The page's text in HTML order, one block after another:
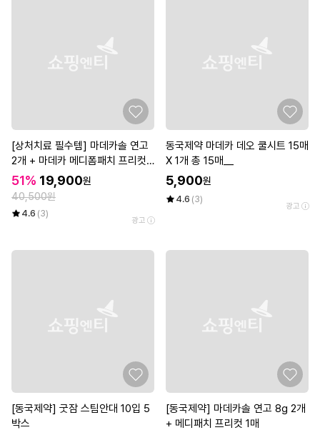
[상처치료 필수템] 마데카솔 연고
2개 + 마데카 메디폼패치 프리컷
2매*3개
51% 19,900원
40,500원
4.6 (3)
광고
동국제약 마데카 데오 쿨시트 15매
X 1개 총 15매__
5,900원
4.6 (3)
광고
[동국제약] 굿잠 스팀안대 10입 5
박스
[동국제약] 마데카솔 연고 8g 2개
+ 메디패치 프리컷 1매